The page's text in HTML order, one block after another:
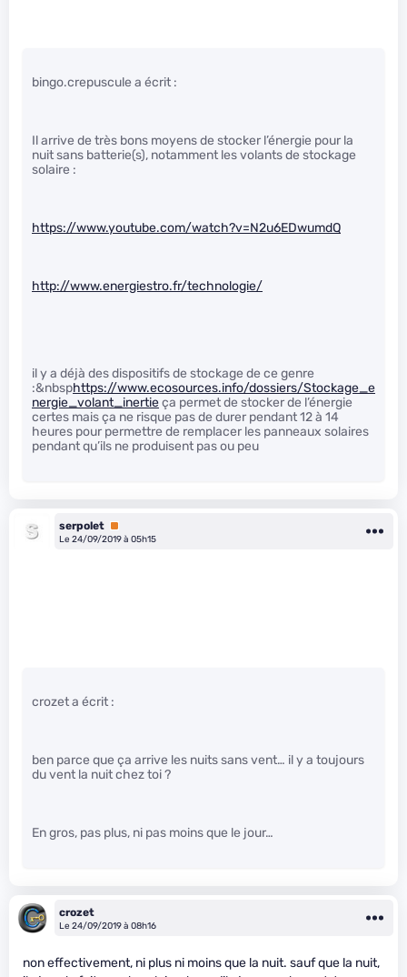
bingo.crepuscule a écrit :
Il arrive de très bons moyens de stocker l’énergie pour la
nuit sans batterie(s), notamment les volants de stockage
solaire :
https://www.youtube.com/watch?v=N2u6EDwumdQ
http://www.energiestro.fr/technologie/
il y a déjà des dispositifs de stockage de ce genre
:&nbsphttps://www.ecosources.info/dossiers/Stockage_e
nergie_volant_inertieça permet de stocker de l’énergie
certes mais ça ne risque pas de durer pendant 12 à 14
heures pour permettre de remplacer les panneaux solaires
pendant qu’ils ne produisent pas ou peu
serpolet Premium
Le 24/09/2019 à 05h15
crozet a écrit :
ben parce que ça arrive les nuits sans vent… il y a toujours
du vent la nuit chez toi ?
En gros, pas plus, ni pas moins que le jour…
crozet
Le 24/09/2019 à 08h16
non effectivement, ni plus ni moins que la nuit. sauf que la nuit,